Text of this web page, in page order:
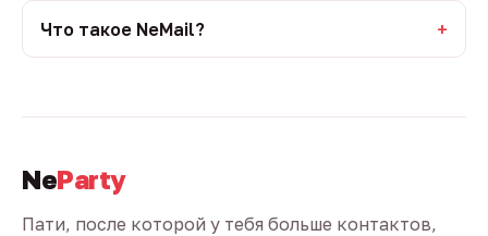
Что такое NeMail?
NeParty
Пати, после которой у тебя больше контактов,